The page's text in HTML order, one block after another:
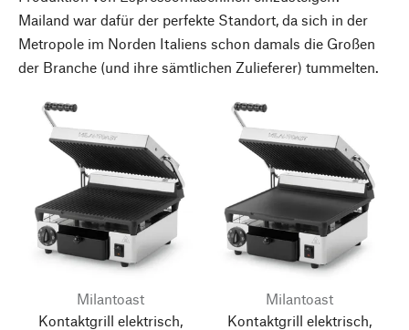
Mailand war dafür der perfekte Standort, da sich in der
Metropole im Norden Italiens schon damals die Großen
der Branche (und ihre sämtlichen Zulieferer) tummelten.
Milantoast
Kontaktgrill elektrisch,
Milantoast
Kontaktgrill elektrisch,